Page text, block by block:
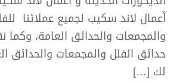
أعمال لاند سكيب لجميع عملائنا
والمجمعات والحدائق العامة، وكما
حدائق الفلل والمجمعات والحدائق
لك […]